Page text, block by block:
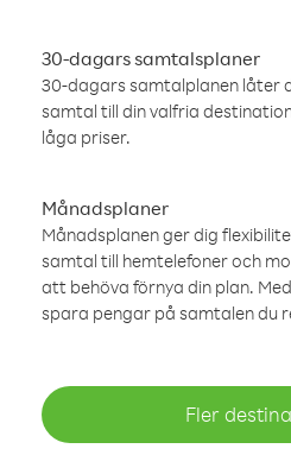
30-dagars samtalsplaner
30-dagars samtalplanen låter
samtal till din valfria
låga priser.
Månadsplaner
Månadsplanen ger dig
samtal till hemtelefoner och
att behöva förnya din plan.
spara pengar på samtalen du
Fler